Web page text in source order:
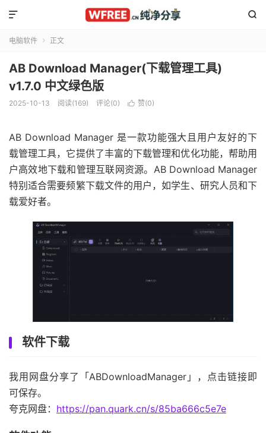


电脑软件  正文
AB Download Manager(下载管理工具)
v1.7.0 中文绿色版
2025-10-13 阅读(169) 评论(0)  赞(0)
AB Download Manager 是一款功能强大且用户友好的下
载管理工具，它提供了丰富的下载管理和优化功能，帮助用
户高效地下载和管理互联网资源。AB Download Manager
特别适合需要频繁下载文件的用户，如学生、研究人员和下
载爱好者。
软件下载
我用网盘分享了「ABDownloadManager」，点击链接即
可保存。
夸克网盘： https://pan.quark.cn/s/85ba666c5e7e